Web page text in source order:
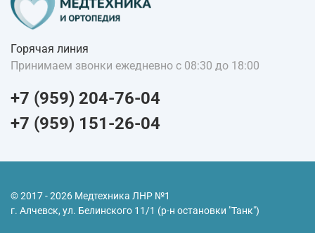
Горячая линия
Принимаем звонки ежедневно с 08:30 до 18:00
+7 (959) 204-76-04
+7 (959) 151-26-04
© 2017 - 2026 Медтехника ЛНР №1
г. Алчевск, ул. Белинского 11/1 (р-н остановки "Танк")